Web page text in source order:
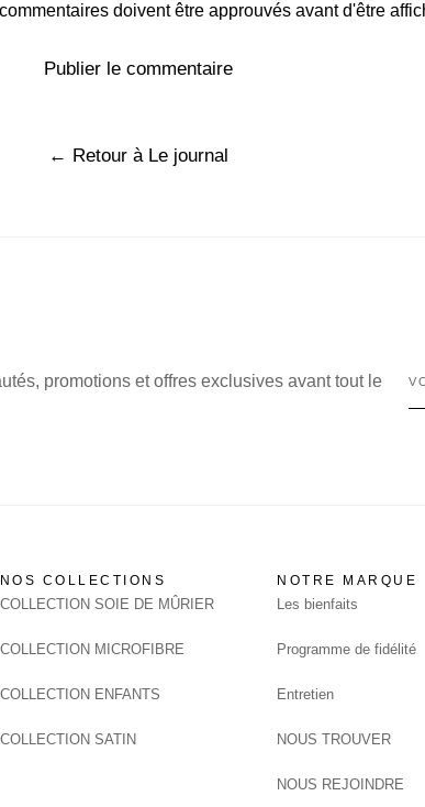
doivent être approuvés avant d'être
← Retour à Le journal
promotions et offres exclusives avant tout le
NOS COLLECTIONS
COLLECTION SOIE DE MÛRIER
COLLECTION MICROFIBRE
COLLECTION ENFANTS
COLLECTION SATIN
NOTRE MARQUE
Les bienfaits
Programme de fidélité
Entretien
NOUS TROUVER
NOUS REJOINDRE